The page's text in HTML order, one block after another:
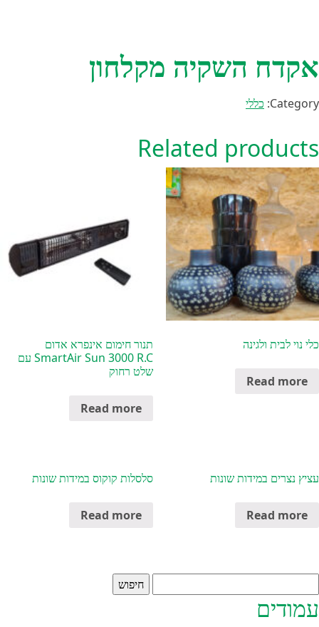
אקדח השקיה מקלחון
Category: כללי
Related products
כלי נוי לבית ולגינה
Read more
תנור חימום אינפרא אדום
SmartAir Sun 3000 R.C עם
שלט רחוק
Read more
עציץ נצרים במידות שונות
Read more
סלסלות קוקוס במידות שונות
Read more
עמודים